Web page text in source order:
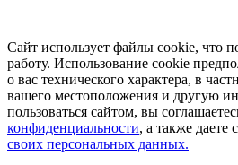
Сайт использует файлы cookie, что
работу. Использование cookie
о вас технического характера, в
вашего местоположения и другую
пользоваться сайтом, вы
конфиденциальности, а также даете
своих персональных данных.